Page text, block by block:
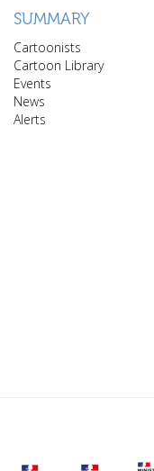
SUMMARY
Cartoonists
Cartoon Library
Events
News
Alerts